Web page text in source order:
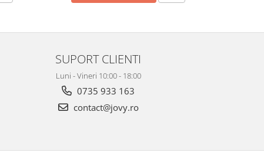
SUPORT CLIENTI
Luni - Vineri 10:00 - 18:00
0735 933 163
contact@jovy.ro